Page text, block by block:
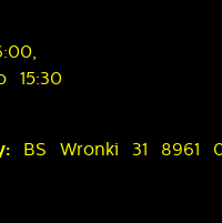
15:30
BS Wronki 31 8961